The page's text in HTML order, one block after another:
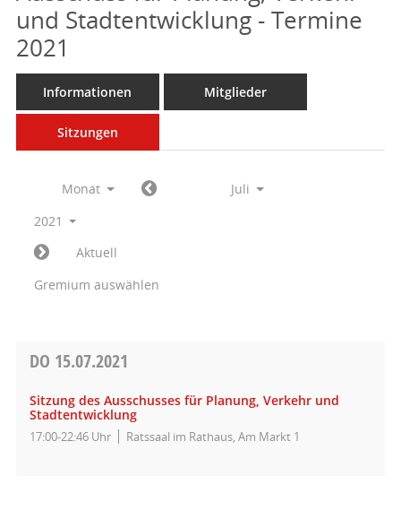
und Stadtentwicklung - Termine
2021
Informationen Mitglieder
Sitzungen
Monat
Juli
2021
Aktuell
Gremium auswählen
DO 15.07.2021
Sitzung des Ausschusses für Planung, Verkehr und
Stadtentwicklung
17:00-22:46 Uhr Ratssaal im Rathaus, Am Markt 1